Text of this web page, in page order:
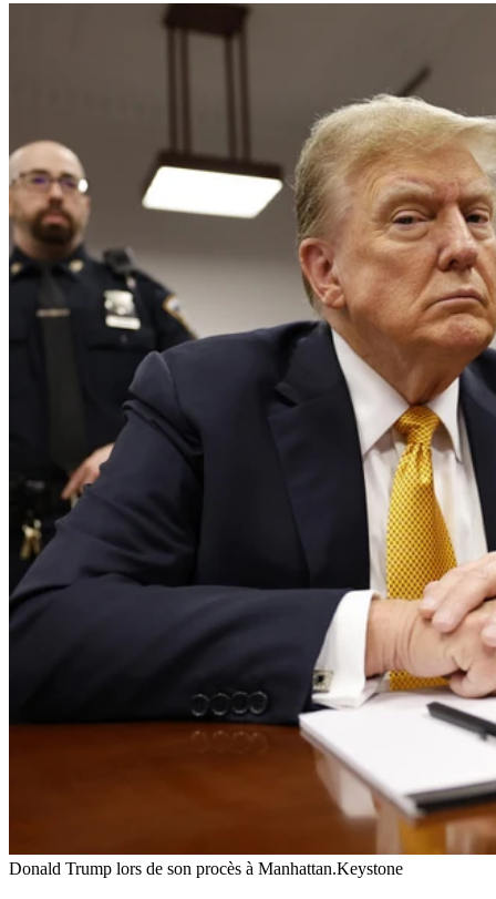
Donald Trump lors de son procès à Manhattan.Keystone